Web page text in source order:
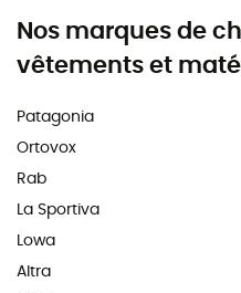
Nos marques de
vêtements et
Patagonia
Ortovox
Rab
La Sportiva
Lowa
Altra